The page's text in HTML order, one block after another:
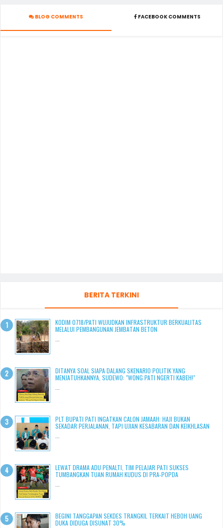
BLOG COMMENTS FACEBOOK COMMENTS
BERITA TERKINI
KODIM 0718/PATI WUJUDKAN INFRASTRUKTUR BERKUALITAS
MELALUI PEMBANGUNAN JEMBATAN BETON
DITANYA SOAL SIAPA DALANG SKENARIO POLITIK YANG
MENJATUHKANNYA, SUDEWO: "WONG PATI NGERTI KABEH!"
PLT BUPATI PATI INGATKAN CALON JAMAAH: HAJI BUKAN
SEKADAR PERJALANAN, TAPI UJIAN KESABARAN DAN KEIKHLASAN
LEWAT DRAMA ADU PENALTI, TIM PELAJAR PATI SUKSES
TUMBANGKAN TUAN RUMAH KUDUS DI PRA-POPDA
BEGINI TANGGAPAN SEKDES TRANGKIL TERKAIT HEBOH UANG
DUKA DIDUGA DISUNAT 30%